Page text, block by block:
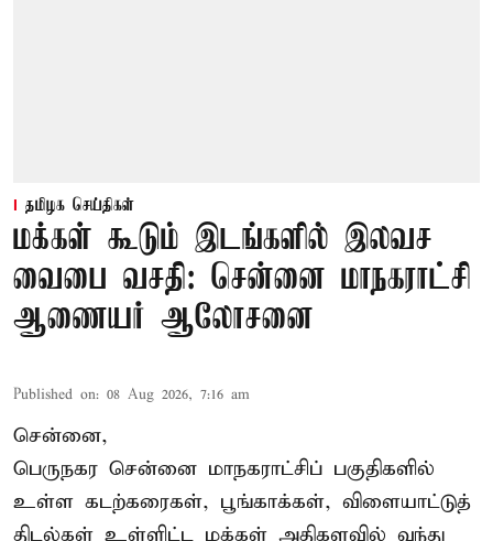
தமிழக செய்திகள்
மக்கள் கூடும் இடங்களில் இலவச
வைபை வசதி: சென்னை மாநகராட்சி
ஆணையர் ஆலோசனை
Published on: 08 Aug 2026, 7:16 am
சென்னை,
பெருநகர சென்னை மாநகராட்சிப் பகுதிகளில்
உள்ள கடற்கரைகள், பூங்காக்கள், விளையாட்டுத்
திடல்கள் உள்ளிட்ட மக்கள் அதிகளவில் வந்து